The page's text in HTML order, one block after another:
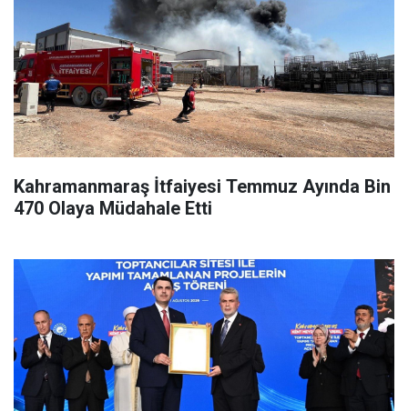
Kahramanmaraş İtfaiyesi Temmuz Ayında Bin
470 Olaya Müdahale Etti